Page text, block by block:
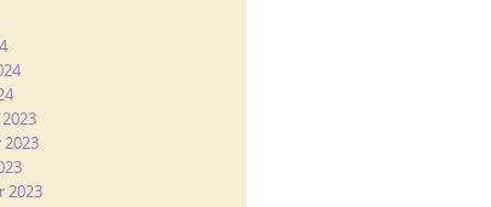
2023